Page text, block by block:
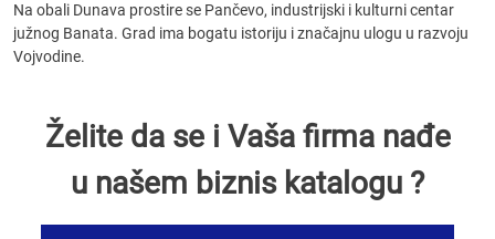
Na obali Dunava prostire se Pančevo, industrijski i kulturni centar
južnog Banata. Grad ima bogatu istoriju i značajnu ulogu u razvoju
Vojvodine.
Želite da se i Vaša firma nađe
u našem biznis katalogu ?